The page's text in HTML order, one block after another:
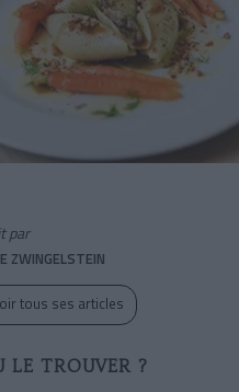
par
ZWINGELSTEIN
tous ses articles
LE TROUVER ?